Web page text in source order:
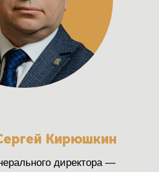
Кирюшкин
директора —